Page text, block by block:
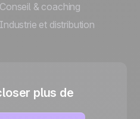
Conseil & coaching
Industrie et distribution
plus de